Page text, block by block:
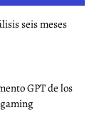
seis meses
GPT de los